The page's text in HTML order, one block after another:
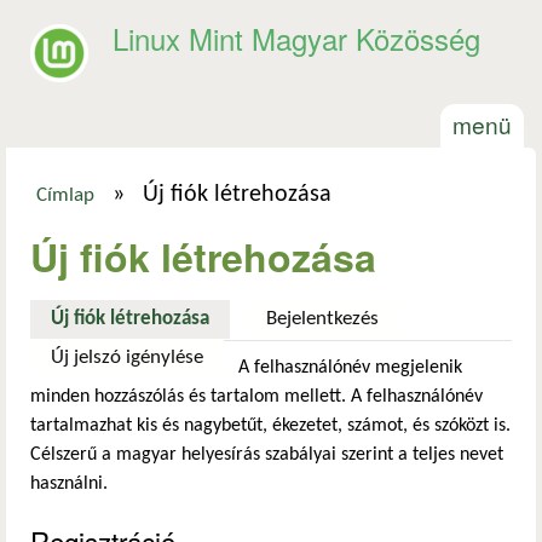
Linux Mint Magyar Közösség
menü
Jelenlegi hely
Címlap » Új fiók létrehozása
Új fiók létrehozása
Új fiók létrehozása (aktív fül)Bejelentkezés
Új jelszó igénylése
A felhasználónév megjelenik
minden hozzászólás és tartalom mellett. A felhasználónév
tartalmazhat kis és nagybetűt, ékezetet, számot, és szóközt is.
Célszerű a magyar helyesírás szabályai szerint a teljes nevet
használni.